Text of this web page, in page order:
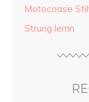
Motocoase
Strung lemn